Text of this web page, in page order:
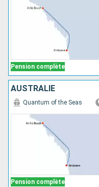
Pension complète
AUSTRALIE
Pension complète
Quantum of the Seas